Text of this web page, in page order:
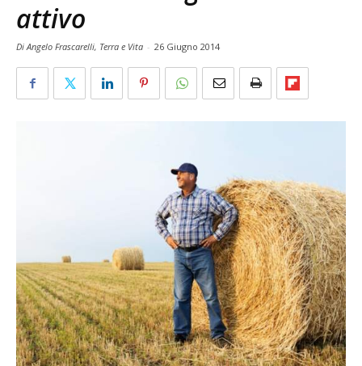
attivo
Di Angelo Frascarelli, Terra e Vita - 26 Giugno 2014